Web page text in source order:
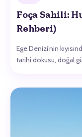
Foça Sahili:
Rehberi)
Ege Denizi’nin
tarihi dokusu, doğal